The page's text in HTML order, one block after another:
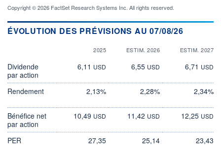
Copyright © 2026 FactSet Research Systems Inc. All rights reserved.
ÉVOLUTION DES PRÉVISIONS AU 07/08/26
2025 ESTIM. 2026 ESTIM. 2027
Dividende
par action
6,11 USD 6,55 USD 6,71 USD
Rendement 2,13% 2,28% 2,34%
Bénéfice net
par action
10,49 USD 11,42 USD 12,25 USD
PER 27,35 25,14 23,43